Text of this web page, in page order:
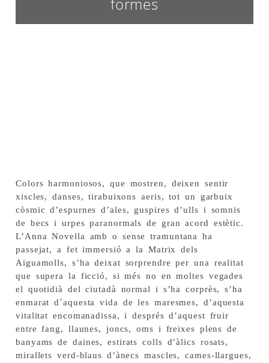
Colors harmoniosos, que mostren, deixen sentir
xiscles, danses, tirabuixons aeris, tot un garbuix
còsmic d’espurnes d’ales, guspires d’ulls i somnis
de becs i urpes paranormals de gran acord estètic.
L’Anna Novella amb o sense tramuntana ha
passejat, a fet immersió a la Matrix dels
Aiguamolls, s’ha deixat sorprendre per una realitat
que supera la ficció, si més no en moltes vegades
el quotidià del ciutadà normal i s’ha corprès, s’ha
enmarat d´aquesta vida de les maresmes, d’aquesta
vitalitat encomanadissa, i després d’aquest fruir
entre fang, llaunes, joncs, oms i freixes plens de
banyams de daines, estirats colls d’àlics rosats,
mirallets verd-blaus d’ànecs mascles, cames-llargues,